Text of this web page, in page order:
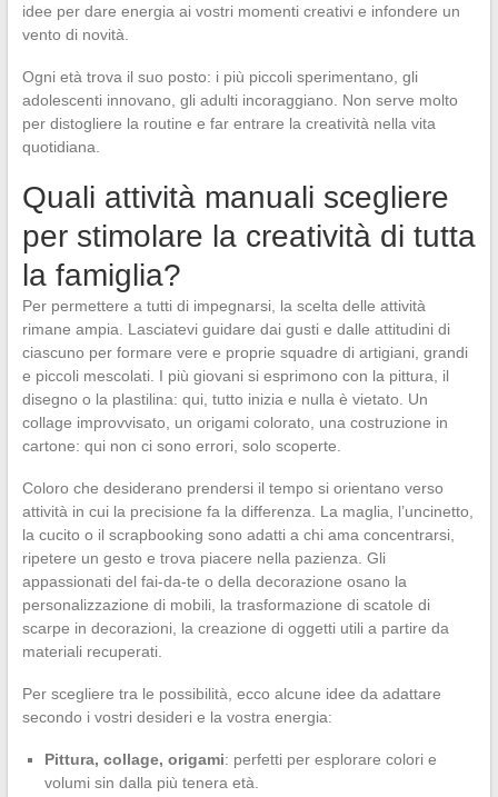
idee per dare energia ai vostri momenti creativi e infondere un
vento di novità.
Ogni età trova il suo posto: i più piccoli sperimentano, gli
adolescenti innovano, gli adulti incoraggiano. Non serve molto
per distogliere la routine e far entrare la creatività nella vita
quotidiana.
Quali attività manuali scegliere
per stimolare la creatività di tutta
la famiglia?
Per permettere a tutti di impegnarsi, la scelta delle attività
rimane ampia. Lasciatevi guidare dai gusti e dalle attitudini di
ciascuno per formare vere e proprie squadre di artigiani, grandi
e piccoli mescolati. I più giovani si esprimono con la pittura, il
disegno o la plastilina: qui, tutto inizia e nulla è vietato. Un
collage improvvisato, un origami colorato, una costruzione in
cartone: qui non ci sono errori, solo scoperte.
Coloro che desiderano prendersi il tempo si orientano verso
attività in cui la precisione fa la differenza. La maglia, l’uncinetto,
la cucito o il scrapbooking sono adatti a chi ama concentrarsi,
ripetere un gesto e trova piacere nella pazienza. Gli
appassionati del fai-da-te o della decorazione osano la
personalizzazione di mobili, la trasformazione di scatole di
scarpe in decorazioni, la creazione di oggetti utili a partire da
materiali recuperati.
Per scegliere tra le possibilità, ecco alcune idee da adattare
secondo i vostri desideri e la vostra energia:
Pittura, collage, origami: perfetti per esplorare colori e
volumi sin dalla più tenera età.